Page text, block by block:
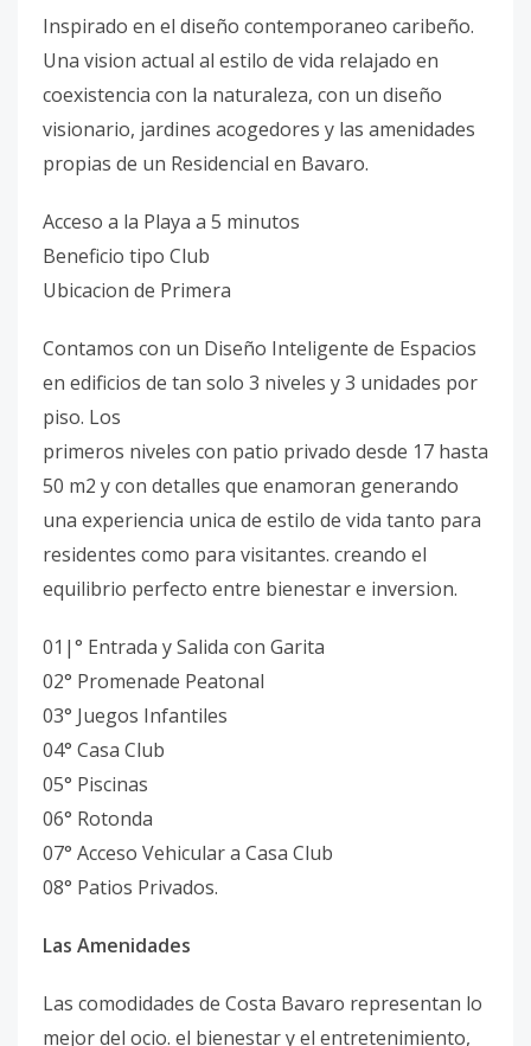
Inspirado en el diseño contemporaneo caribeño.
Una vision actual al estilo de vida relajado en
coexistencia con la naturaleza, con un diseño
visionario, jardines acogedores y las amenidades
propias de un Residencial en Bavaro.
Acceso a la Playa a 5 minutos
Beneficio tipo Club
Ubicacion de Primera
Contamos con un Diseño Inteligente de Espacios
en edificios de tan solo 3 niveles y 3 unidades por
piso. Los
primeros niveles con patio privado desde 17 hasta
50 m2 y con detalles que enamoran generando
una experiencia unica de estilo de vida tanto para
residentes como para visitantes. creando el
equilibrio perfecto entre bienestar e inversion.
01|° Entrada y Salida con Garita
02° Promenade Peatonal
03° Juegos Infantiles
04° Casa Club
05° Piscinas
06° Rotonda
07° Acceso Vehicular a Casa Club
08° Patios Privados.
Las Amenidades
Las comodidades de Costa Bavaro representan lo
mejor del ocio. el bienestar y el entretenimiento,